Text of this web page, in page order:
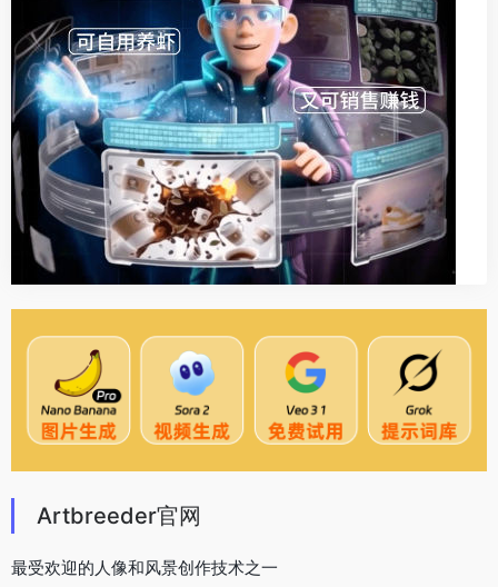
Artbreeder官网
最受欢迎的人像和风景创作技术之一